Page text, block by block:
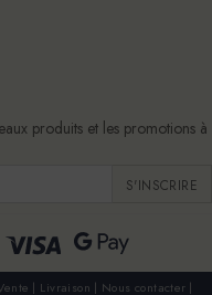
produits et les promotions à
Livraison Nous contacter